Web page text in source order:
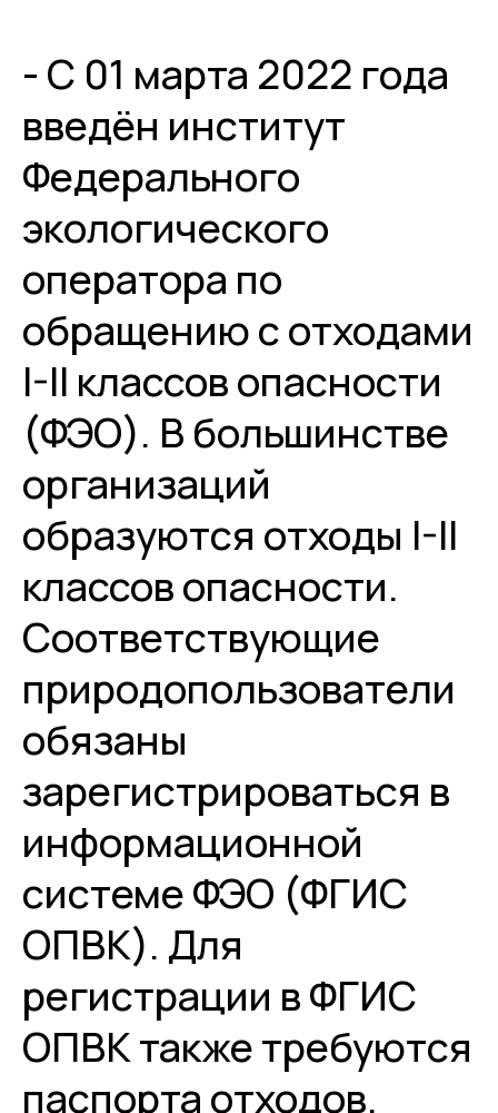
- С 01 марта 2022 года
введён институт
Федерального
экологического
оператора по
обращению с отходами
I-II классов опасности
(ФЭО). В большинстве
организаций
образуются отходы I-II
классов опасности.
Соответствующие
природопользователи
обязаны
зарегистрироваться в
информационной
системе ФЭО (ФГИС
ОПВК). Для
регистрации в ФГИС
ОПВК также требуются
паспорта отходов.